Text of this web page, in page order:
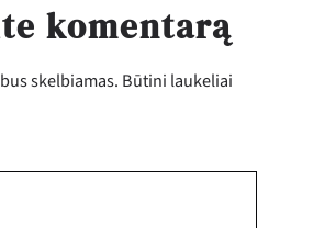
komentarą
skelbiamas. Būtini laukeliai